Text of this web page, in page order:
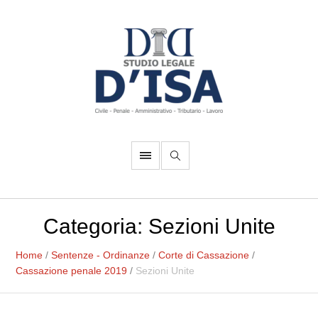
Categoria: Sezioni Unite
Home /Sentenze - Ordinanze /Corte di Cassazione /
Cassazione penale 2019 / Sezioni Unite